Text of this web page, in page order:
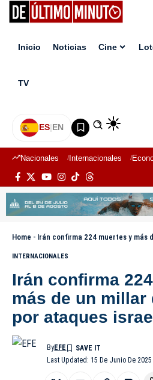
Inicio Noticias Cine
TV
ES|EN
Nacionales Internacionales
Home - Irán confirma 224 muertes y más de un
INTERNACIONALES
Irán confirma
más de un millar
por ataques
Last Updated: 15 De Junio De 2025
ByEFE